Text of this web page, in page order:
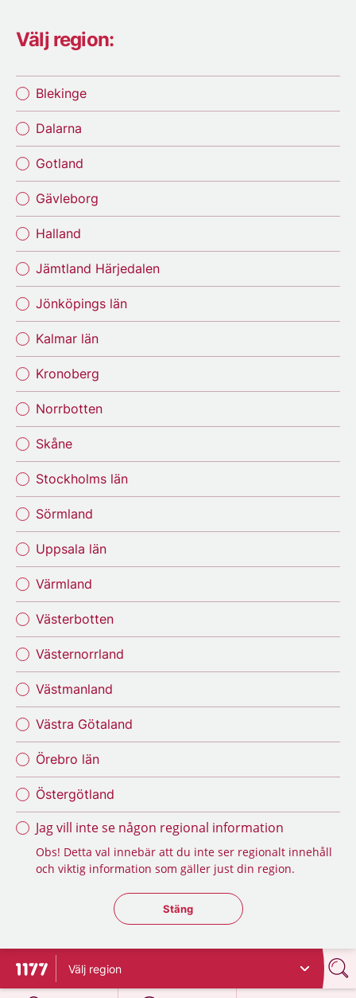
Välj region:
Blekinge
Dalarna
Gotland
Gävleborg
Halland
Jämtland Härjedalen
Jönköpings län
Kalmar län
Kronoberg
Norrbotten
Skåne
Stockholms län
Sörmland
Uppsala län
Värmland
Västerbotten
Västernorrland
Västmanland
Västra Götaland
Örebro län
Östergötland
Jag vill inte se någon regional information
Obs! Detta val innebär att du inte ser regionalt innehåll
och viktig information som gäller just din region.
Stäng regionsväljaren
Stäng
Till startsidan för 1177
Välj region
på 1177.se
på 1177.se